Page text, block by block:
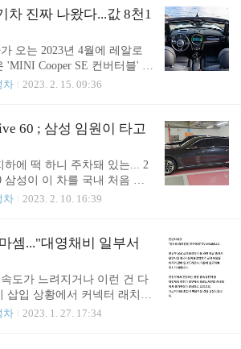
다. . . . 그런데, 운서역 공영
최근 운영되..
션이 좀 빠지는 모델은 30%
https://meritocrat.tistory.co
게 못되네...벤츠 EQS 치명적
서 벤츠 EQS 시리즈들은 이
서 할인이 쏠린 상황. 최근
450+는 1천100만원 할인 4
차 진짜 나왔다...값 8천1
오는 2023년 4월에 레알로
'MINI Cooper SE 컨버터블' 앞
407 MINI 컨버터
여 말이지... (위 사진은 정식
월 미국 'MINI take the States'
고 http meritocrat.tistory.com
정판 생산. 차량에 넘버링이
럽에만 판매될 듯, 이 중에 영
파운드(한화 약 8100만
차 2023. 2. 15. 09:36
60 ; 삼성 임원이 타고
하에 떡 하니 주차돼 있는... 2
삼성이 이 차를 국내 처음 출
10대 샀지. 배터리로 묶인
조화로워 보이는데.... 특히
짜리 i7을 납득 할 만한 사람
@ it's electric
차 2023. 2. 10. 16:39
셈..."대영채비 일부서
도가 느려지거나 이런 건 다
삽입 상황에서 커넥터 래치가
기 커넥터 해제 불가가 얼마
차 2023. 1. 27. 17:34